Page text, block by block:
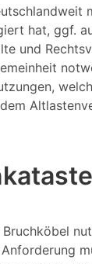
hat, ggf.
und